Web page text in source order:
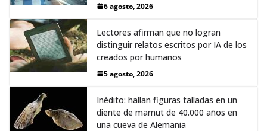
6 agosto, 2026
Lectores afirman que no logran
distinguir relatos escritos por IA de los
creados por humanos
5 agosto, 2026
Inédito: hallan figuras talladas en un
diente de mamut de 40.000 años en
una cueva de Alemania